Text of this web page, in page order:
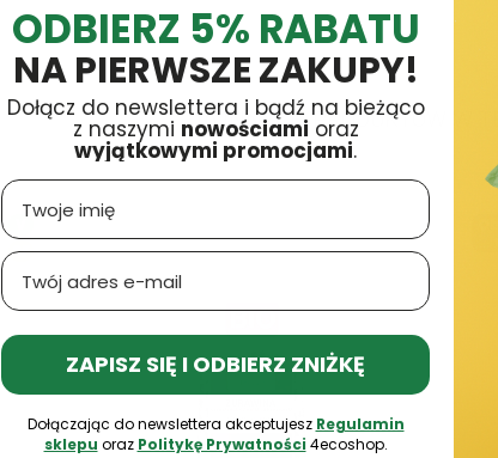
16 INNYCH PRODUKTÓW W
SF
ODBIERZ 5% RABATU
NA PIERWSZE ZAKUPY!
Dołącz do newslettera i bądź na bieżąco
z naszymi nowościami oraz
wyjątkowymi promocjami.
Name
Email
ZAPISZ SIĘ I ODBIERZ ZNIŻKĘ
Dołączając do newslettera akceptujesz Regulamin
sklepu oraz Politykę Prywatności 4ecoshop.